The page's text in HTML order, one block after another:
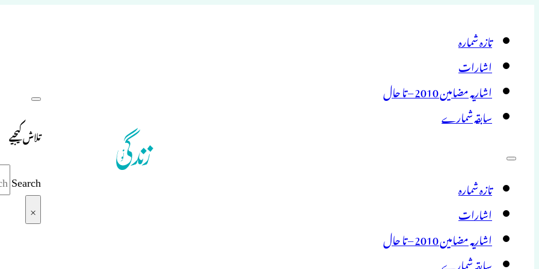
تازہ شمارہ
اشارات
اشاریہ مضامین 2010 – تا حال
سابقہ شمارے
تازہ شمارہ
اشارات
اشاریہ مضامین 2010 – تا حال
سابقہ شمارے
تلاش کیجیے
Search
×